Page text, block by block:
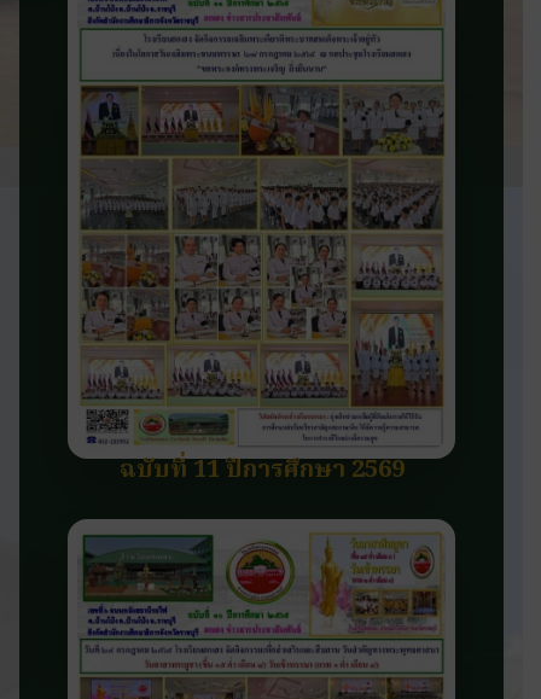
ฉบับที่ 11 ปีการศึกษา 2569